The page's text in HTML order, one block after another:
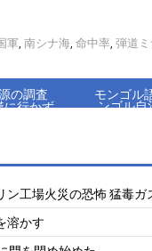
軍, 南シナ海, 命中率, 弾道
の調査
に行かず
モンゴル
ンゴル自
ン工場火災の恐怖 猛毒
溶かす